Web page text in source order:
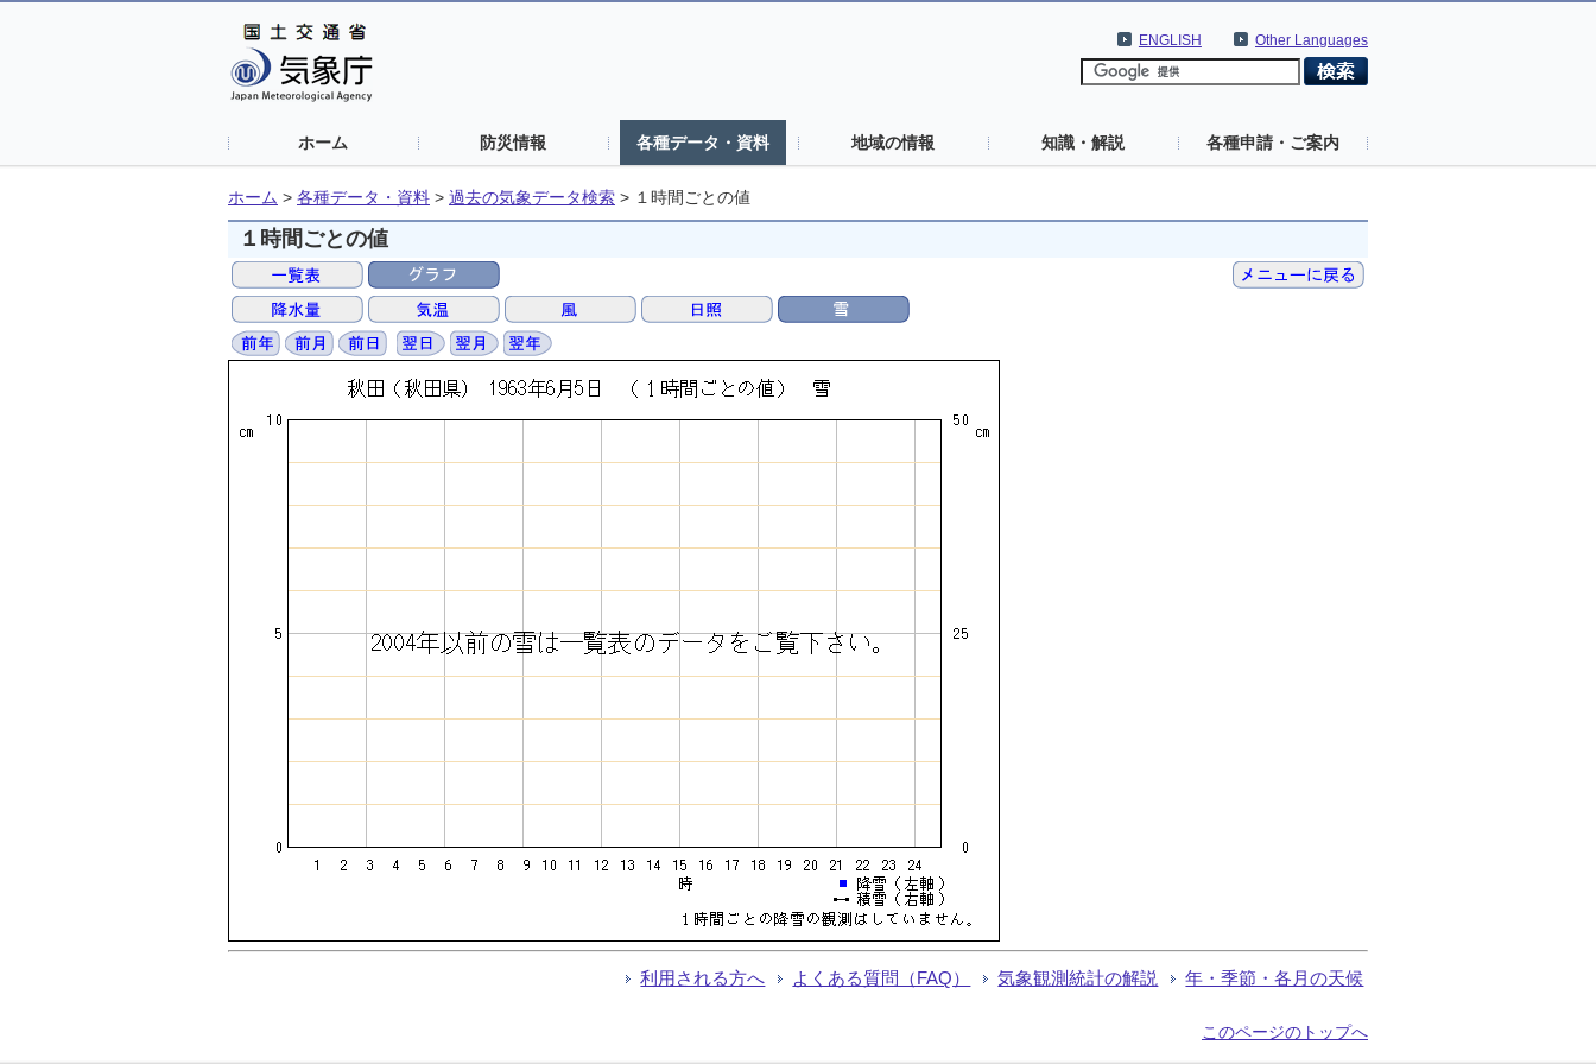
Other Languages
ENGLISH
ホーム 防災情報 各種データ・資料 地域の情報 知識・解説 各種申請・ご案内
ホーム > 各種データ・資料 > 過去の気象データ検索 > １時間ごとの値
１時間ごとの値
利用される方へ よくある質問（FAQ） 気象観測統計の解説 年・季節・各月の天候
このページのトップへ